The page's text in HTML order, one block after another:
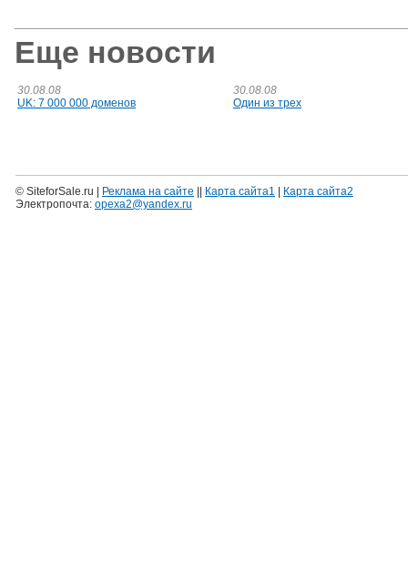
Еще новости
30.08.08
UK: 7 000 000 доменов
30.08.08
Один из трех
© SiteforSale.ru | Реклама на сайте Карта сайта1
Карта сайта2
Электропочта: opexa2@yandex.ru